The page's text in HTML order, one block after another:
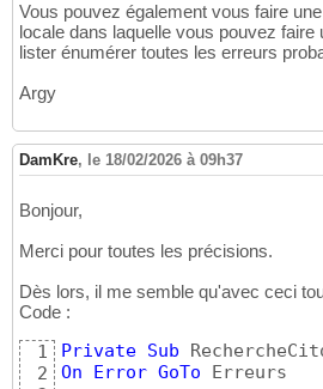
Vous pouvez également vous faire
locale dans laquelle vous pouvez faire
lister énumérer toutes les erreurs
Argy
DamKre, le 18/02/2026 à 09h37
Bonjour,
Merci pour toutes les précisions.
Dès lors, il me semble qu'avec ceci
Code :
1
2
Private Sub
On
Error GoTo Erreurs